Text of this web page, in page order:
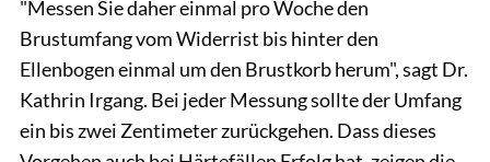
"Messen Sie daher einmal pro Woche den
Brustumfang vom Widerrist bis hinter den
Ellenbogen einmal um den Brustkorb herum", sagt Dr.
Kathrin Irgang. Bei jeder Messung sollte der Umfang
ein bis zwei Zentimeter zurückgehen. Dass dieses